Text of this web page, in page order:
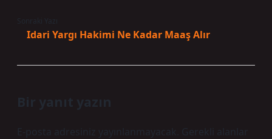
Idari Yargı Hakimi Ne Kadar Maaş Alır
Bir yanıt yazın
E-posta adresiniz yayınlanmayacak.
Gerekli alanlar